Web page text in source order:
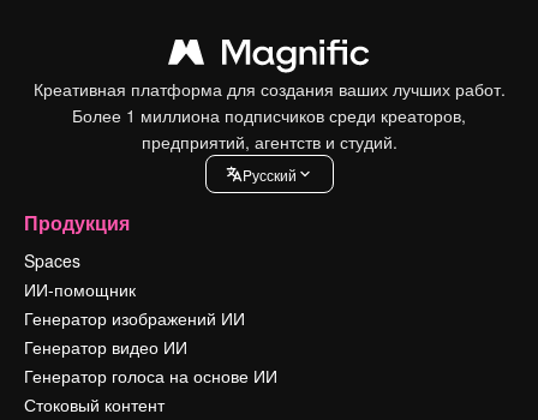
Креативная платформа для создания ваших лучших работ.
Более 1 миллиона подписчиков среди креаторов,
предприятий, агентств и студий.
Pусский
Продукция
Spaces
ИИ-помощник
Генератор изображений ИИ
Генератор видео ИИ
Генератор голоса на основе ИИ
Стоковый контент